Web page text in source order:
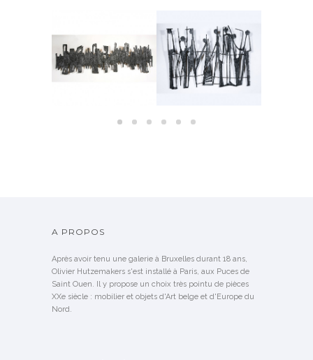
BAS RELIEF EN ÉTAIN DE
PIA MANU
VENDU
BAS RELIEF EN ÉTAIN DE
PIA MANU
VENDU
A PROPOS
Après avoir tenu une galerie à Bruxelles durant 18 ans,
Olivier Hutzemakers s'est installé à Paris, aux Puces de
Saint Ouen. Il y propose un choix très pointu de pièces
XXe siècle : mobilier et objets d'Art belge et d'Europe du
Nord.